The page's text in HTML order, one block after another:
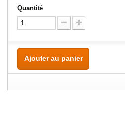
Quantité
Ajouter au panier